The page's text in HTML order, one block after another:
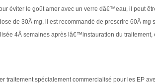
éviter le goût amer avec un verre dâ€™eau, il peut
de 30Â mg, il est recommandé de prescrire 60Â
4Â semaines après lâ€™instauration du
traitement spécialement commercialisé pour les EP